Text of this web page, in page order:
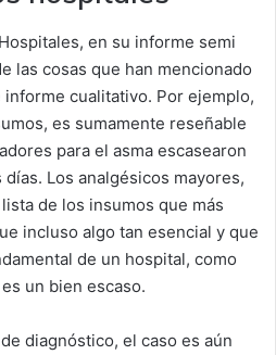
en su informe semi
las cosas que han mencionado
cualitativo. Por ejemplo,
es sumamente reseñable
para el asma escasearon
Los analgésicos mayores,
de los insumos que más
incluso algo tan esencial y que
de un hospital, como
un bien escaso.
diagnóstico, el caso es aún